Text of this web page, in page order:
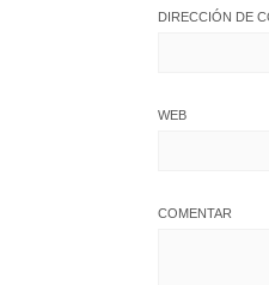
DIRECCIÓN DE
WEB
COMENTAR